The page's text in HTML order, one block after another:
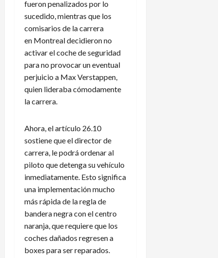
fueron penalizados por lo
sucedido, mientras que los
comisarios de la carrera
en Montreal decidieron no
activar el coche de seguridad
para no provocar un eventual
perjuicio a Max Verstappen,
quien lideraba cómodamente
la carrera.
Ahora, el artículo 26.10
sostiene que el director de
carrera, le podrá ordenar al
piloto que detenga su vehículo
inmediatamente. Esto significa
una implementación mucho
más rápida de la regla de
bandera negra con el centro
naranja, que requiere que los
coches dañados regresen a
boxes para ser reparados.